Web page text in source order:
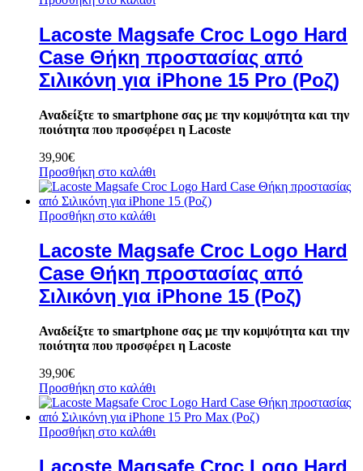
Lacoste Magsafe Croc Logo Hard
Case Θήκη προστασίας από
Σιλικόνη για iPhone 15 Pro (Ροζ)
Αναδείξτε το smartphone σας με την κομψότητα και την
ποιότητα που προσφέρει η Lacoste
39,90€
Προσθήκη στο καλάθι
Προσθήκη στο καλάθι
Lacoste Magsafe Croc Logo Hard
Case Θήκη προστασίας από
Σιλικόνη για iPhone 15 (Ροζ)
Αναδείξτε το smartphone σας με την κομψότητα και την
ποιότητα που προσφέρει η Lacoste
39,90€
Προσθήκη στο καλάθι
Προσθήκη στο καλάθι
Lacoste Magsafe Croc Logo Hard